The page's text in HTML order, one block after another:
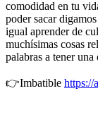
comodidad en tu
poder sacar
igual aprender de
muchísimas cosas
palabras a tener
👉Imbatible https://